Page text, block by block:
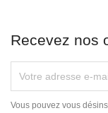
Recevez nos
Vous pouvez vous